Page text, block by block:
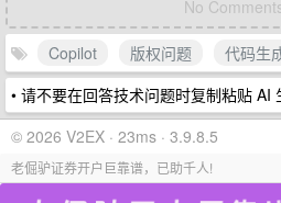
No
Copilot 版权问题
代码生
• 请不要在回答技术问题时复制粘贴 AI
© 2026 V2EX · 23ms · 3.9.8.5
老倔驴证券开户巨靠谱，已助千人!